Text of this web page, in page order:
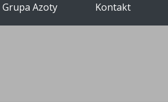
Grupa Azoty Kontakt